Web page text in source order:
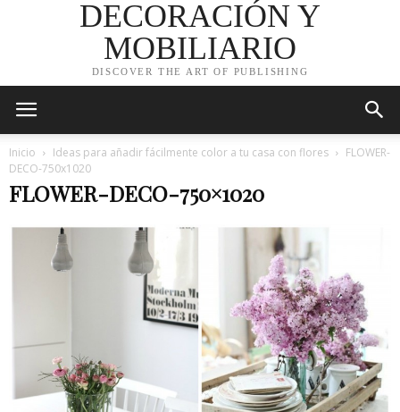
DECORACIÓN Y
MOBILIARIO
DISCOVER THE ART OF PUBLISHING
Inicio Ideas para añadir fácilmente color a tu casa con flores
FLOWER-
DECO-750x1020
FLOWER-DECO-750×1020